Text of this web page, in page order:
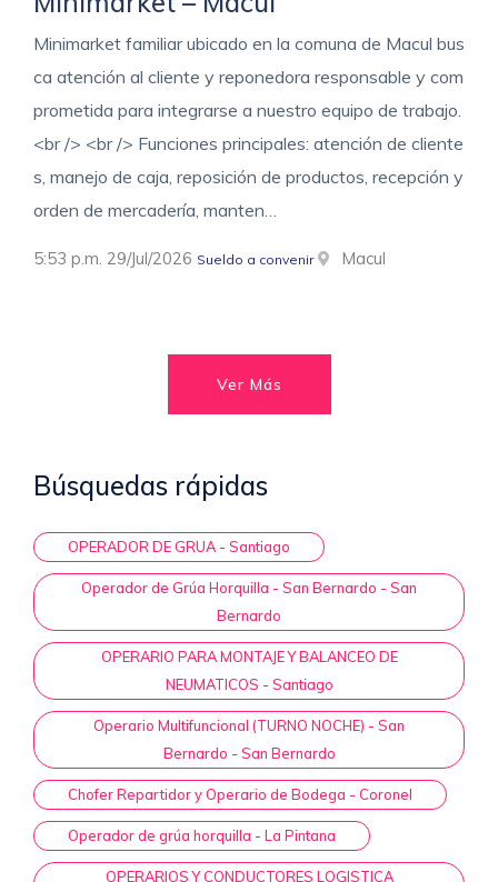
Minimarket familiar ubicado en la comuna de Macul bus
ca atención al cliente y reponedora responsable y com
prometida para integrarse a nuestro equipo de trabajo.
<br /> <br /> Funciones principales: atención de cliente
s, manejo de caja, reposición de productos, recepción y
orden de mercadería, manten…
5:53 p.m. 29/Jul/2026 Sueldo a convenir Macul
Ver Más
Búsquedas rápidas
OPERADOR DE GRUA - Santiago
Operador de Grúa Horquilla - San Bernardo - San
Bernardo
OPERARIO PARA MONTAJE Y BALANCEO DE
NEUMATICOS - Santiago
Operario Multifuncional (TURNO NOCHE) - San
Bernardo - San Bernardo
Chofer Repartidor y Operario de Bodega - Coronel
Operador de grúa horquilla - La Pintana
OPERARIOS Y CONDUCTORES LOGISTICA